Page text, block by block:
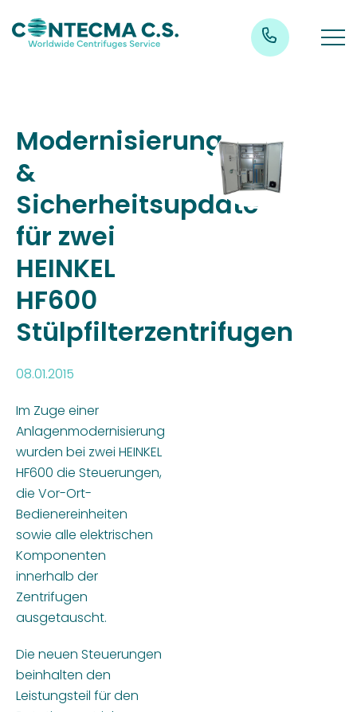
Modernisierung
&
Sicherheitsupdate
für zwei
HEINKEL
HF600
Stülpfilterzentrifugen
08.01.2015
Im Zuge einer
Anlagenmodernisierung
wurden bei zwei HEINKEL
HF600 die Steuerungen,
die Vor-Ort-
Bedienereinheiten
sowie alle elektrischen
Komponenten
innerhalb der
Zentrifugen
ausgetauscht.
Die neuen Steuerungen
beinhalten den
Leistungsteil für den